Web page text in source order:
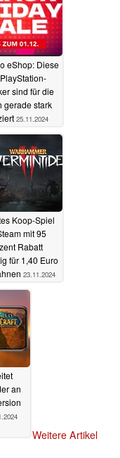
eShop: Diese
sind für die
gerade stark
25.11.2024
Koop-Spiel
mit 95
Rabatt
für 1,40 Euro
23.11.2024
an
Weitere Artikel